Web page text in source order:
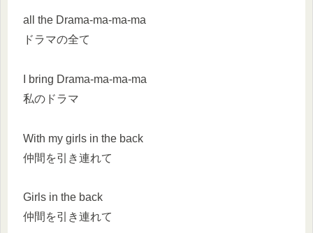
all the Drama-ma-ma-ma
ドラマの全て
I bring Drama-ma-ma-ma
私のドラマ
With my girls in the back
仲間を引き連れて
Girls in the back
仲間を引き連れて